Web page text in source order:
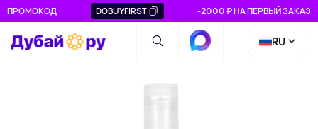
ПРОМОКОД DOBUYFIRST -2000 ₽ НА ПЕРВЫЙ ЗАКАЗ
RU